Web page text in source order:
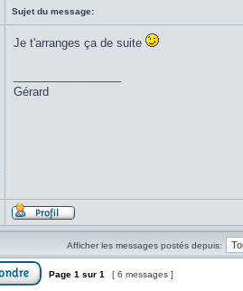
Sujet du message:
Je t'arranges ça de suite
Gérard
Afficher les messages postés depuis:
Page 1 sur 1 [ 6 messages ]